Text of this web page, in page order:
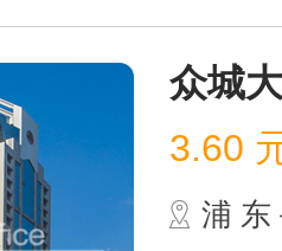
众城
3.60
浦 东